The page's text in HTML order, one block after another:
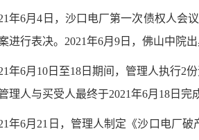
年6月4日，沙口电厂第一次债权人会
进行表决。2021年6月9日，佛山中院
年6月10日至18日期间，管理人执行2
理人与买受人最终于2021年6月18日完
年6月21日，管理人制定《沙口电厂